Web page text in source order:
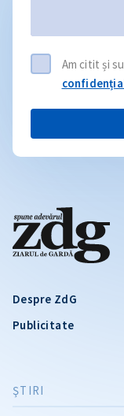
Despre ZdG
Publicitate
ŞTIRI
Am citit și